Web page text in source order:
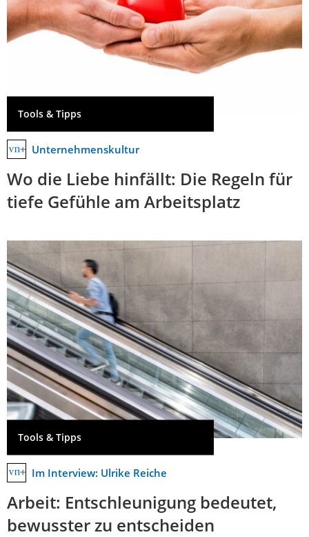
Tools & Tipps
Unternehmenskultur
Wo die Liebe hinfällt: Die Regeln für
tiefe Gefühle am Arbeitsplatz
Tools & Tipps
Im Interview: Ulrike Reiche
Arbeit: Entschleunigung bedeutet,
bewusster zu entscheiden